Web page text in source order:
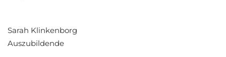
Sarah Klinkenborg
Auszubildende